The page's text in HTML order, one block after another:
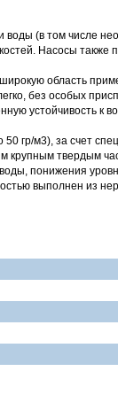
(в том числе
Насосы также
область
без особых
устойчивость к
гр/м3), за счет
твердым
понижения
выполнен из